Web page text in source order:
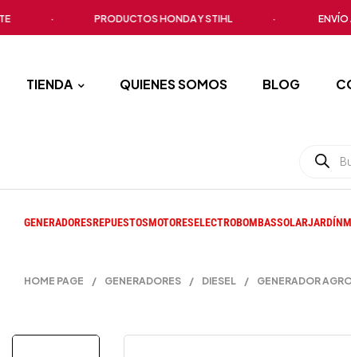
PRODUCTOS HONDA Y STIHL ENVÍO A
TIENDA QUIENES SOMOS BLOG
GENERADORESREPUESTOSMOTORESELECTROBOMBASSOLARJARDÍN
HOME PAGE / GENERADORES / DIESEL / GENERADOR